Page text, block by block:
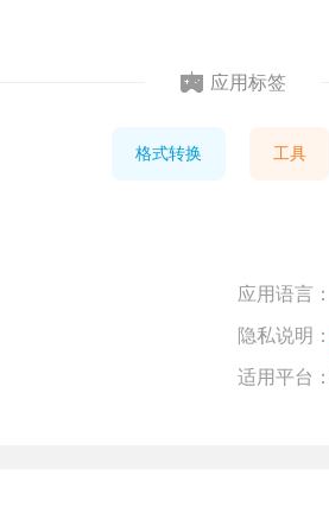
应用标签
格式转换 工具
应用语言：
隐私说明：
适用平台：